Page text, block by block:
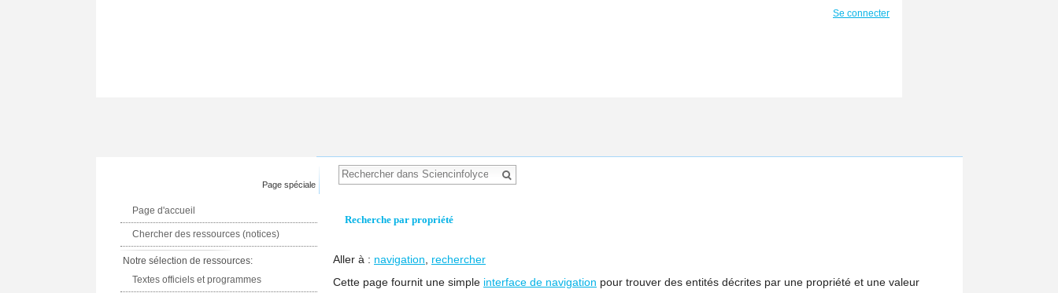
Recherche par propriété
Aller à : navigation
rechercher
Cette page fournit une simple interface de navigation pour trouver des entités décrites par une propriété et une valeur
Se connecter
Page spéciale
Page d'accueil
Chercher des ressources (notices)
Notre sélection de ressources:
Textes officiels et programmes